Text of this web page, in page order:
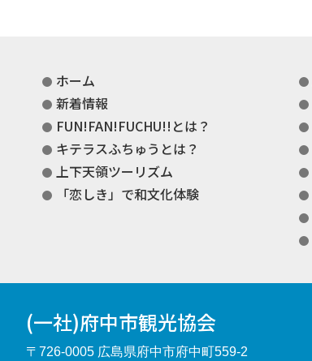
ホーム
新着情報
FUN!FAN!FUCHU!!とは？
キテラスふちゅうとは？
上下天領ツーリズム
「恋しき」で和文化体験
(一社)府中市観光協会
〒726-0005 広島県府中市府中町559-2